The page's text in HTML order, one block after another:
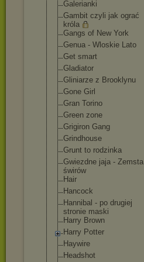
Galerianki
Gambit czyli jak ograć
króla
Gangs of New York
Genua - Wloskie Lato
Get smart
Gladiator
Gliniarze z Brooklynu
Gone Girl
Gran Torino
Green zone
Grigiron Gang
Grindhouse
Grunt to rodzinka
Gwiezdne jaja - Zemsta
świrów
Hair
Hancock
Hannibal - po drugiej
stronie maski
Harry Brown
Harry Potter
Haywire
Headshot